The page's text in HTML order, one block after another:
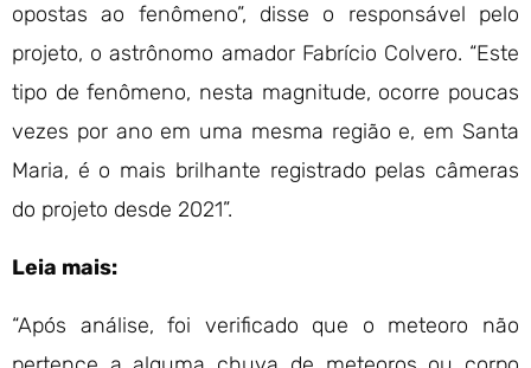
opostas ao fenômeno”, disse o responsável pelo
projeto, o astrônomo amador Fabrício Colvero. “Este
tipo de fenômeno, nesta magnitude, ocorre poucas
vezes por ano em uma mesma região e, em Santa
Maria, é o mais brilhante registrado pelas câmeras
do projeto desde 2021”.
Leia mais:
“Após análise, foi verificado que o meteoro não